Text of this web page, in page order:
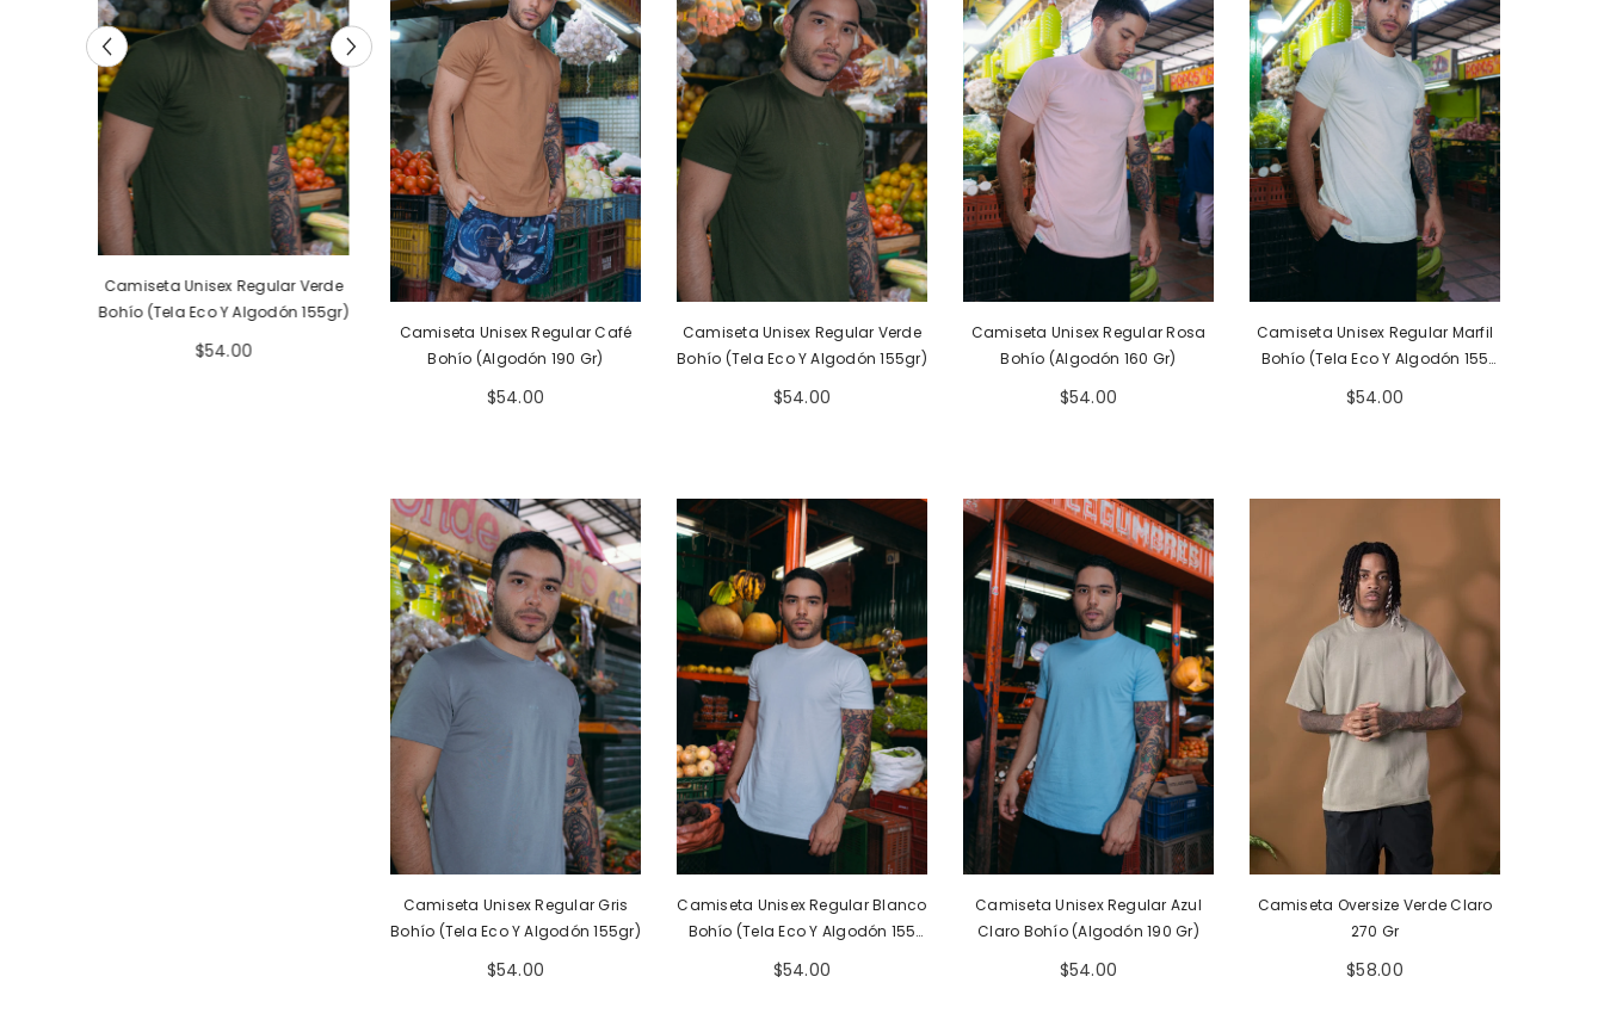
Camiseta Unisex Regular Rosa
Bohío (Algodón 160 Gr)
$54.00
Camiseta Unisex Regular Marfil
Gr)
$54.00
Camiseta Unisex Regular Gris
$54.00
Camiseta Unisex Regular Blanco
Gr)
$54.00
Camiseta Unisex Regular Azul
$54.00
Camiseta Unisex Regular Café
Bohío (Algodón 190 Gr)
$54.00
Camiseta Unisex Regular Verde
Bohío (Tela Eco Y Algodón 155gr)
$54.00
Camiseta Unisex Regular Rosa
Bohío (Algodón 160 Gr)
$54.00
Camiseta Unisex Regular Marfil
Bohío (Tela Eco Y Algodón 155
$54.00
Camiseta Unisex Regular Gris
Bohío (Tela Eco Y Algodón 155gr)
$54.00
Camiseta Unisex Regular Blanco
Bohío (Tela Eco Y Algodón 155
$54.00
Camiseta Unisex Regular Azul
Claro Bohío (Algodón 190 Gr)
$54.00
Camiseta Oversize Verde Claro
270 Gr
$58.00